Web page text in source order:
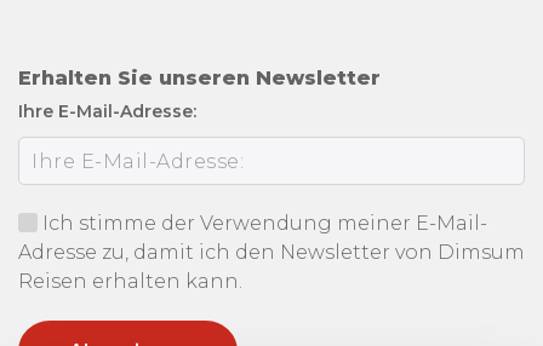
Erhalten Sie unseren Newsletter
Ihre E-Mail-Adresse:
Ich stimme der Verwendung meiner E-Mail-
Adresse zu, damit ich den Newsletter von Dimsum
Reisen erhalten kann.